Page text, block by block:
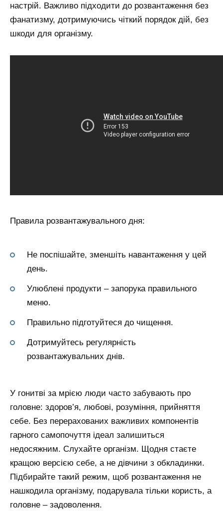
настрій. Важливо підходити до розвантаження без
фанатизму, дотримуючись чіткий порядок дій, без
шкоди для організму.
Правила розвантажувального дня:
Не поспішайте, зменшіть навантаження у цей
день.
Улюблені продукти – запорука правильного
меню.
Правильно підготуйтеся до чищення.
Дотримуйтесь регулярність
розвантажувальних днів.
У гонитві за мрією люди часто забувають про
головне: здоров’я, любові, розуміння, прийняття
себе. Без перерахованих важливих компонентів
гарного самопочуття ідеал залишиться
недосяжним. Слухайте організм. Щодня стаєте
кращою версією себе, а не дівчини з обкладинки.
Підбирайте такий режим, щоб розвантаження не
нашкодила організму, подарувала тільки користь, а
головне – задоволення.